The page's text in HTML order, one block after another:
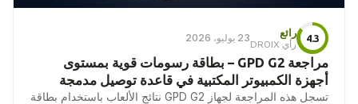
4.3
رائع
رأي DROIX
23 يوليو، 2026
مراجعة GPD G2 – بطاقة رسومات قوية بمستوى
أجهزة الكمبيوتر المكتبية في قاعدة توصيل مدمجة
تسجل هذه المراجعة لجهاز GPD G2 نتائج الألعاب باستخدام بطاقة